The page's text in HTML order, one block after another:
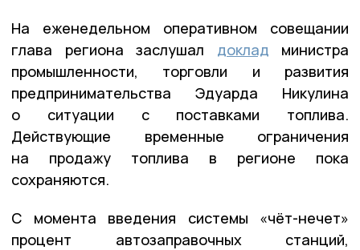
На еженедельном оперативном совещании
глава региона заслушал доклад министра
промышленности, торговли и развития
предпринимательства Эдуарда Никулина
о ситуации с поставками топлива.
Действующие временные ограничения
на продажу топлива в регионе пока
сохраняются.
С момента введения системы «чёт-нечет»
процент автозаправочных станций,